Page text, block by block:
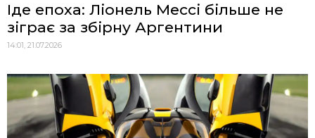
Іде епоха: Ліонель Мессі більше не
зіграє за збірну Аргентини
14:01, 21.07.2026